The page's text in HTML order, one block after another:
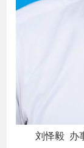
刘怿毅 办